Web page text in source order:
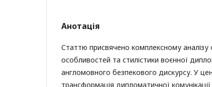
Анотація
Статтю присвячено комплексному аналізу
особливостей та стилістики воєнної
англомовного безпекового дискурсу. У
трансформація дипломатичної